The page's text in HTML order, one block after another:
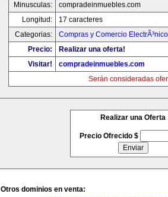
Minusculas:
compradeinmuebles.com
Longitud:
17 caracteres
Categorias:
Compras y Comercio ElectrÃ³nico
Precio:
Realizar una oferta!
Visitar!
compradeinmuebles.com
Serán consideradas
Realizar una Oferta
Precio Ofrecido $
Otros dominios en venta: